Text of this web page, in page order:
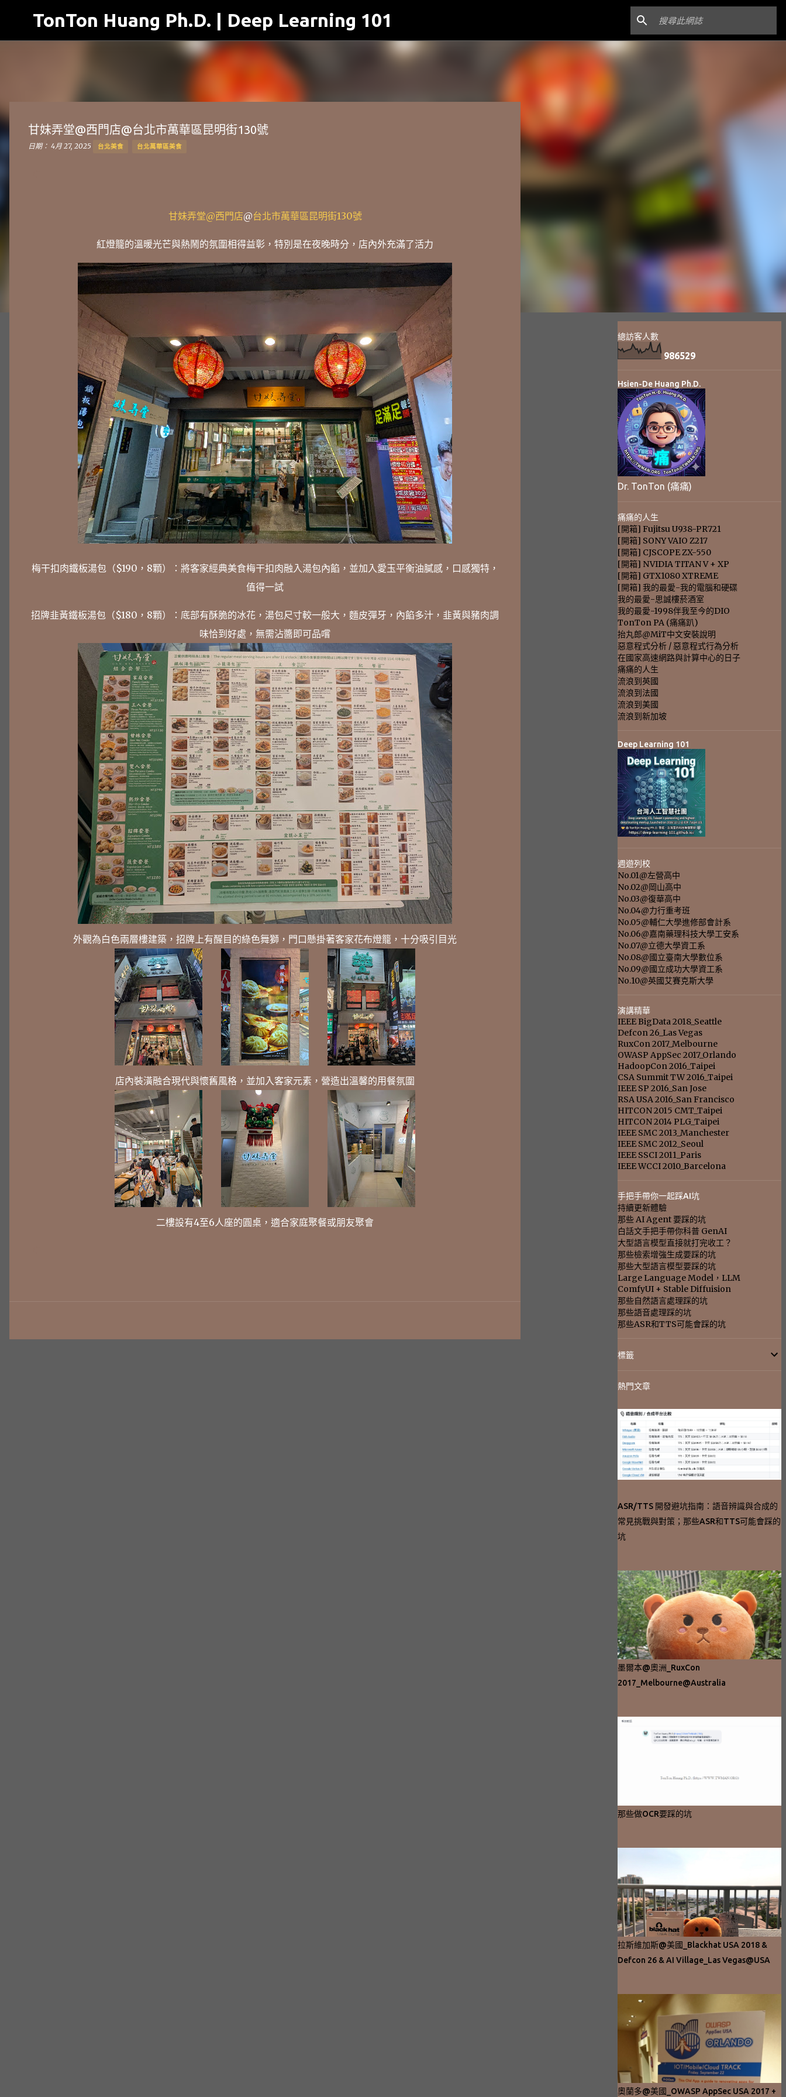
跳到主要內容
TonTon Huang Ph.D. | Deep Learning 101
甘妹弄堂@西門店@台北市萬華區昆明街130號
日期： 4月 27, 2025 台北美食 台北萬華區美食
甘妹弄堂@西門店@台北市萬華區昆明街130號
紅燈籠的溫暖光芒與熱鬧的氛圍相得益彰，特別是在夜晚時分，店內外充滿了活力
梅干扣肉鐵板湯包（$190，8顆）：將客家經典美食梅干扣肉融入湯包內餡，並加入愛玉平衡油膩感，口感獨特，
值得一試
招牌韭黃鐵板湯包（$180，8顆）：底部有酥脆的冰花，湯包尺寸較一般大，麵皮彈牙，內餡多汁，韭黃與豬肉調
味恰到好處，無需沾醬即可品嚐
外觀為白色兩層樓建築，招牌上有醒目的綠色舞獅，門口懸掛著客家花布燈籠，十分吸引目光
店內裝潢融合現代與懷舊風格，並加入客家元素，營造出溫馨的用餐氛圍
二樓設有4至6人座的圓桌，適合家庭聚餐或朋友聚會
總訪客人數
986529
Hsien-De Huang Ph.D.
Dr. TonTon (痛痛)
痛痛的人生
[開箱] Fujitsu U938-PR721
[開箱] SONY VAIO Z217
[開箱] CJSCOPE ZX-550
[開箱] NVIDIA TITAN V + XP
[開箱] GTX1080 XTREME
[開箱] 我的最愛-我的電腦和硬碟
我的最愛-思誠樓菸酒室
我的最愛-1998伴我至今的DIO
TonTon PA (痛痛趴)
抬丸郎@MiT中文安裝說明
惡意程式分析 / 惡意程式行為分析
在國家高速網路與計算中心的日子
痛痛的人生
流浪到英國
流浪到法國
流浪到美國
流浪到新加坡
Deep Learning 101
週遊列校
No.01@左營高中
No.02@岡山高中
No.03@復華高中
No.04@力行重考班
No.05@輔仁大學進修部會計系
No.06@嘉南藥理科技大學工安系
No.07@立德大學資工系
No.08@國立臺南大學數位系
No.09@國立成功大學資工系
No.10@英國艾賽克斯大學
演講精華
IEEE BigData 2018_Seattle
Defcon 26_Las Vegas
RuxCon 2017_Melbourne
OWASP AppSec 2017_Orlando
HadoopCon 2016_Taipei
CSA Summit TW 2016_Taipei
IEEE SP 2016_San Jose
RSA USA 2016_San Francisco
HITCON 2015 CMT_Taipei
HITCON 2014 PLG_Taipei
IEEE SMC 2013_Manchester
IEEE SMC 2012_Seoul
IEEE SSCI 2011_Paris
IEEE WCCI 2010_Barcelona
手把手帶你一起踩AI坑
持續更新體驗
那些 AI Agent 要踩的坑
白話文手把手帶你科普 GenAI
大型語言模型直接就打完收工？
那些檢索增強生成要踩的坑
那些大型語言模型要踩的坑
Large Language Model，LLM
ComfyUI + Stable Diffuision
那些自然語言處理踩的坑
那些語音處理踩的坑
那些ASR和TTS可能會踩的坑
標籤
熱門文章
ASR/TTS 開發避坑指南：語音辨識與合成的
常見挑戰與對策；那些ASR和TTS可能會踩的
坑
墨爾本@奧洲_RuxCon
2017_Melbourne@Australia
那些做OCR要踩的坑
拉斯維加斯@美國_Blackhat USA 2018 &
Defcon 26 & AI Village_Las Vegas@USA
奧蘭多@美國_OWASP AppSec USA 2017 +